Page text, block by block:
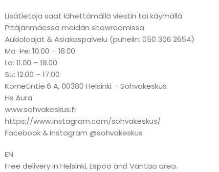
Lisätietoja saat lähettämällä viestin tai käymällä
Pitäjänmäessä meidän showroomissa
Aukioloajat & Asiakaspalvelu (puhelin: 050 306 2654)
Ma-Pe: 10.00 – 18.00
La: 11.00 – 18.00
Su: 12.00 – 17.00
Kornetintie 6 A, 00380 Helsinki – Sohvakeskus
Hs Aura
www.sohvakeskus.fi
https://www.instagram.com/sohvakeskus/
Facebook & Instagram @sohvakeskus
EN
Free delivery in Helsinki, Espoo and Vantaa area.